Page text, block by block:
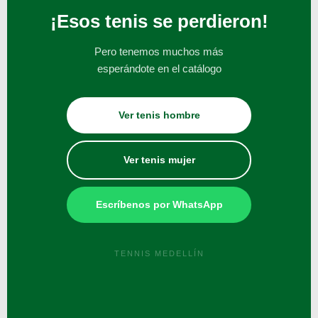
¡Esos tenis se perdieron!
Pero tenemos muchos más
esperándote en el catálogo
Ver tenis hombre
Ver tenis mujer
Escríbenos por WhatsApp
TENNIS MEDELLÍN